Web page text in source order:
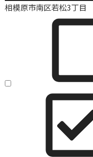
相模原市南区若松3丁目